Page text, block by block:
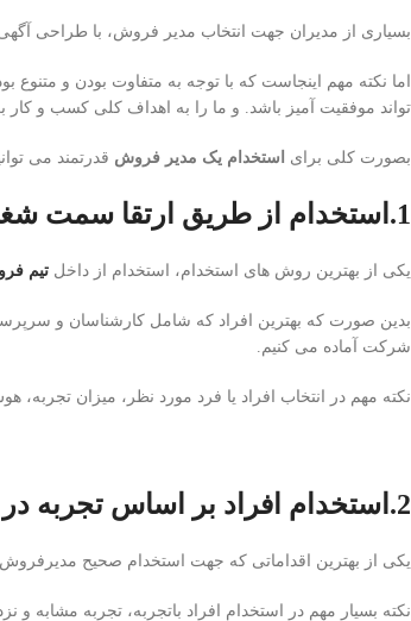
بسیاری از مدیران جهت انتخاب مدیر فروش، با طراحی
اما نکته مهم اینجاست که با توجه به متفاوت بودن و
تواند موفقیت آمیز باشد. و ما را به اهداف کلی کسب و کار
بصورت کلی برای استخدام یک مدیر فروش قدرتمند می
1.استخدام از طریق ارتقا سمت شغلی در داخل تیم فروش
یکی از بهترین روش های استخدام، استخدام از داخل تیم
بدین صورت که بهترین افراد که شامل کارشناسان و
شرکت آماده می کنیم.
نکته مهم در انتخاب افراد یا فرد مورد نظر، میزان
2.استخدام افراد بر اساس تجربه در زمینه مدیریت تیم فروش
یکی از بهترین اقداماتی که جهت استخدام صحیح مدیرفروش
نکته بسیار مهم در استخدام افراد باتجربه، تجربه مشابه